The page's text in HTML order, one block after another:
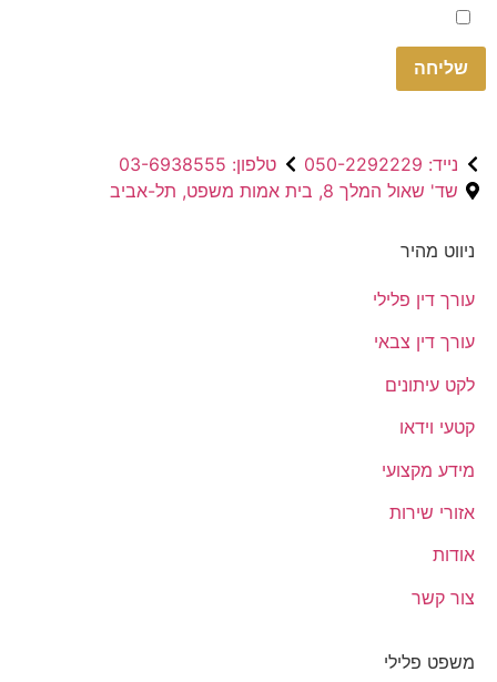
Please
leave
this
field
empty.
נייד: 050-2292229
טלפון: 03-6938555
שד' שאול המלך 8, בית אמות משפט, תל-אביב
ניווט מהיר
עורך דין פלילי
עורך דין צבאי
לקט עיתונים
קטעי וידאו
מידע מקצועי
אזורי שירות
אודות
צור קשר
משפט פלילי